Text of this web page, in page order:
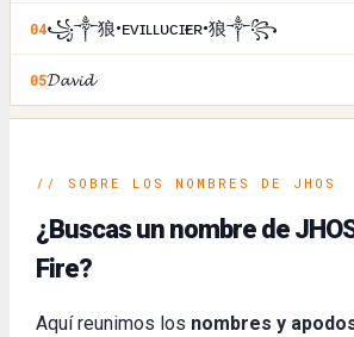
04꧁༒狼•ᴇᴠɪʟㅤʟᴜᴄɪғᴇʀ•狼༒꧂
05𝓓𝓪𝓿𝓲𝓭
// SOBRE LOS NOMBRES DE JHOS
¿Buscas un nombre de
Fire?
Aquí reunimos los nombres y